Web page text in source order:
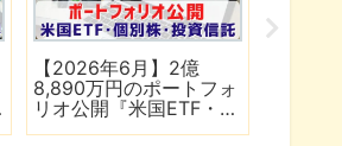
【2026年6月】2億
8,890万円のポートフォ
リオ公開『米国ETF・個